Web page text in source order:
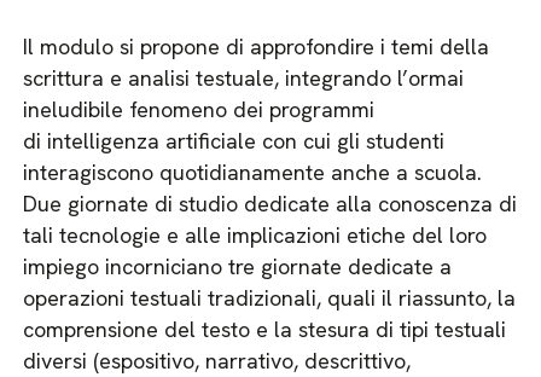
Il modulo si propone di approfondire i temi della
scrittura e analisi testuale, integrando l’ormai
ineludibile fenomeno dei programmi
di intelligenza artificiale con cui gli studenti
interagiscono quotidianamente anche a scuola.
Due giornate di studio dedicate alla conoscenza di
tali tecnologie e alle implicazioni etiche del loro
impiego incorniciano tre giornate dedicate a
operazioni testuali tradizionali, quali il riassunto, la
comprensione del testo e la stesura di tipi testuali
diversi (espositivo, narrativo, descrittivo,